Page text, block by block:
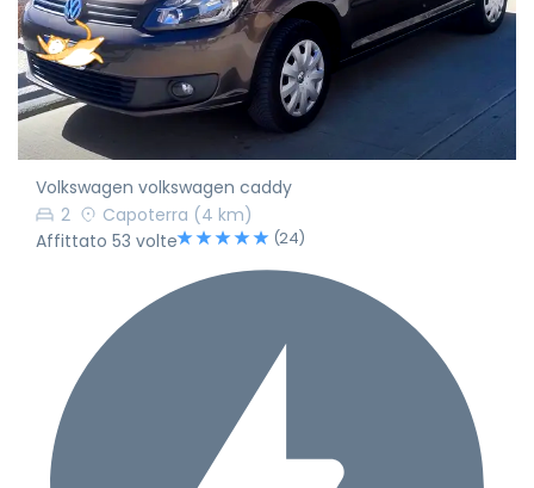
Volkswagen volkswagen caddy
2
Capoterra (4 km)
Affittato 53 volte
(24)